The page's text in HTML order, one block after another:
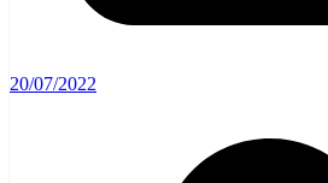
20/07/2022